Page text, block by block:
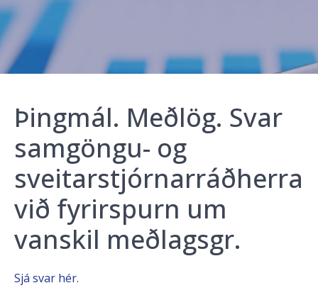
Þingmál. Meðlög. Svar
samgöngu- og
sveitarstjórnarráðherra
við fyrirspurn um
vanskil meðlagsgr.
Sjá svar hér.